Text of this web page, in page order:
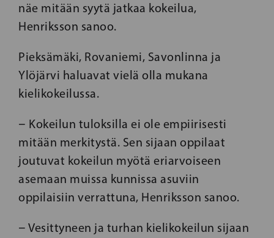
näe mitään syytä jatkaa kokeilua,
Henriksson sanoo.
Pieksämäki, Rovaniemi, Savonlinna ja
Ylöjärvi haluavat vielä olla mukana
kielikokeilussa.
− Kokeilun tuloksilla ei ole empiirisesti
mitään merkitystä. Sen sijaan oppilaat
joutuvat kokeilun myötä eriarvoiseen
asemaan muissa kunnissa asuviin
oppilaisiin verrattuna, Henriksson sanoo.
− Vesittyneen ja turhan kielikokeilun sijaan